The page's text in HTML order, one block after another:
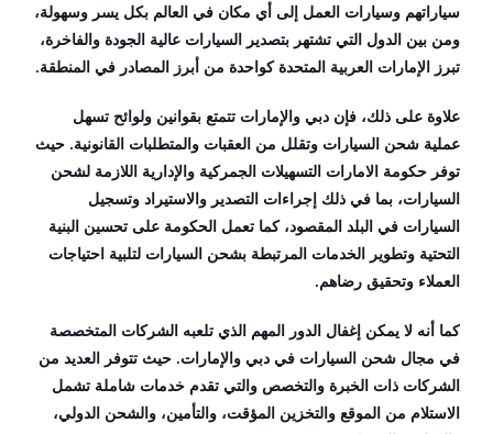
سياراتهم وسيارات العمل إلى أي مكان في العالم بكل يسر وسهولة،
ومن بين الدول التي تشتهر بتصدير السيارات عالية الجودة والفاخرة،
تبرز الإمارات العربية المتحدة كواحدة من أبرز المصادر في المنطقة.
علاوة على ذلك، فإن دبي والإمارات تتمتع بقوانين ولوائح تسهل
عملية شحن السيارات وتقلل من العقبات والمتطلبات القانونية. حيث
توفر حكومة الامارات التسهيلات الجمركية والإدارية اللازمة لشحن
السيارات، بما في ذلك إجراءات التصدير والاستيراد وتسجيل
السيارات في البلد المقصود، كما تعمل الحكومة على تحسين البنية
التحتية وتطوير الخدمات المرتبطة بشحن السيارات لتلبية احتياجات
العملاء وتحقيق رضاهم.
كما أنه لا يمكن إغفال الدور المهم الذي تلعبه الشركات المتخصصة
في مجال شحن السيارات في دبي والإمارات. حيث تتوفر العديد من
الشركات ذات الخبرة والتخصص والتي تقدم خدمات شاملة تشمل
الاستلام من الموقع والتخزين المؤقت، والتأمين، والشحن الدولي،